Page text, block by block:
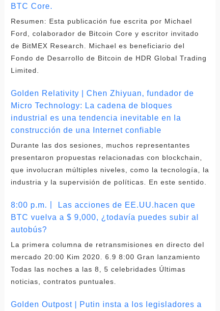
BTC Core.
Resumen: Esta publicación fue escrita por Michael
Ford, colaborador de Bitcoin Core y escritor invitado
de BitMEX Research. Michael es beneficiario del
Fondo de Desarrollo de Bitcoin de HDR Global Trading
Limited.
Golden Relativity | Chen Zhiyuan, fundador de
Micro Technology: La cadena de bloques
industrial es una tendencia inevitable en la
construcción de una Internet confiable
Durante las dos sesiones, muchos representantes
presentaron propuestas relacionadas con blockchain,
que involucran múltiples niveles, como la tecnología, la
industria y la supervisión de políticas. En este sentido.
8:00 p.m.丨 Las acciones de EE.UU.hacen que
BTC vuelva a $ 9,000, ¿todavía puedes subir al
autobús?
La primera columna de retransmisiones en directo del
mercado 20:00 Kim 2020. 6.9 8:00 Gran lanzamiento
Todas las noches a las 8, 5 celebridades Últimas
noticias, contratos puntuales.
Golden Outpost | Putin insta a los legisladores a